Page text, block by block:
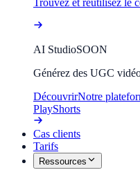
Trouvez et réutilisez le
AI StudioSOON
Générez des UGC
DécouvrirNotre
PlayShorts
Cas clients
Tarifs
Ressources